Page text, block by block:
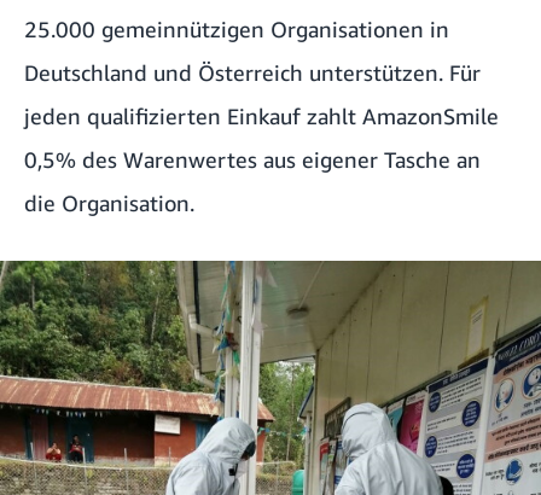
25.000 gemeinnützigen Organisationen in
Deutschland und Österreich unterstützen. Für
jeden qualifizierten Einkauf zahlt AmazonSmile
0,5% des Warenwertes aus eigener Tasche an
die Organisation.